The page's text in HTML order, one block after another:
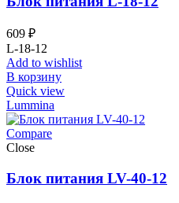
609 ₽
L-18-12
Add to wishlist
В корзину
Quick view
Lummina
Compare
Close
Блок питания LV-40-12